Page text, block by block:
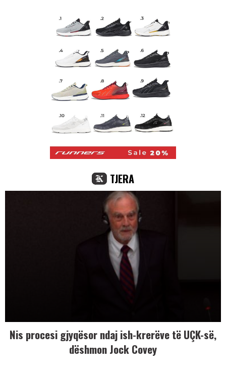
TJERA
Nis procesi gjyqësor ndaj ish-krerëve të UÇK-së,
dëshmon Jock Covey